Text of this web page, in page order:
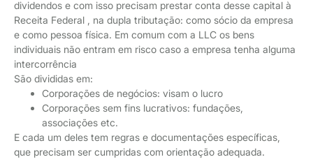
dividendos e com isso precisam prestar conta desse capital à
Receita Federal , na dupla tributação: como sócio da empresa
e como pessoa física. Em comum com a LLC os bens
individuais não entram em risco caso a empresa tenha alguma
intercorrência
São divididas em:
Corporações de negócios: visam o lucro
Corporações sem fins lucrativos: fundações,
associações etc.
E cada um deles tem regras e documentações específicas,
que precisam ser cumpridas com orientação adequada.